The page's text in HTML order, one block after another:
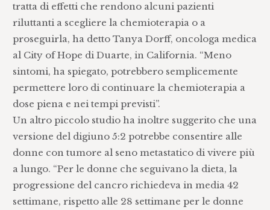
tratta di effetti che rendono alcuni pazienti
riluttanti a scegliere la chemioterapia o a
proseguirla, ha detto Tanya Dorff, oncologa medica
al City of Hope di Duarte, in California. “Meno
sintomi, ha spiegato, potrebbero semplicemente
permettere loro di continuare la chemioterapia a
dose piena e nei tempi previsti”.
Un altro piccolo studio ha inoltre suggerito che una
versione del digiuno 5:2 potrebbe consentire alle
donne con tumore al seno metastatico di vivere più
a lungo. “Per le donne che seguivano la dieta, la
progressione del cancro richiedeva in media 42
settimane, rispetto alle 28 settimane per le donne